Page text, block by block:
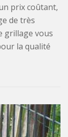
prix coûtant,
de très
grillage vous
la qualité